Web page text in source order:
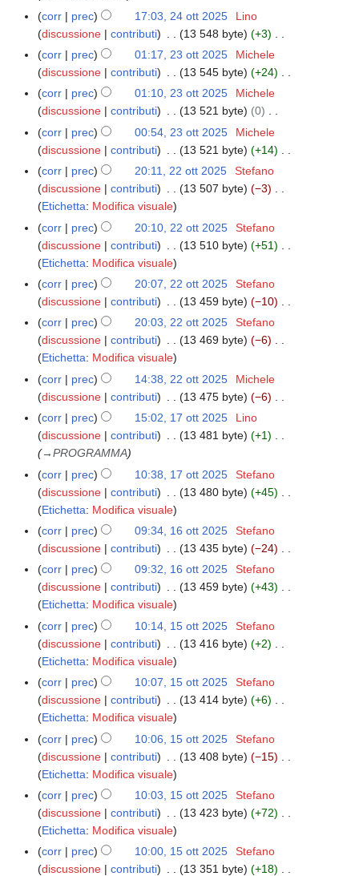
a
i
f
i
c
a
o
d
i
f
i
c
a
l
a
o
d
i
f
i
c
a
corr
prec 17:03, 24 ott 2025
Lino
discussione
contributi 13 548 byte
+3
N
e
s
u
n
o
g
g
e
t
t
o
d
e
a
m
o
d
i
f
i
c
a
2
o
corr prec 01:17, 23 ott 2025
Michele
discussione
contributi 13 545 byte
+24
N
e
s
u
n
o
g
g
e
t
t
o
d
e
l
a
m
o
d
i
f
i
c
a
corr prec 01:10, 23 ott 2025
Michele
discussione
contributi 13 521 byte
0
N
e
s
u
n
o
g
g
e
t
t
o
d
e
l
a
m
o
d
i
f
i
c
a
corr prec 00:54, 23 ott 2025
Michele
discussione
contributi 13 521 byte
+14
N
e
s
u
n
o
g
g
e
t
t
o
d
e
l
l
m
o
d
i
f
i
c
a
2
corr prec 20:11, 22 ott 2025
Stefano
discussione
contributi 13 507 byte
−3
N
e
s
s
n
o
g
g
e
t
t
o
d
e
l
l
a
o
d
i
f
i
c
a
Etichetta: Modifica visuale
corr
prec 20:10, 22 ott 2025
Stefano
discussione
contributi 13 510 byte
+51
N
e
s
u
n
o
g
g
e
t
t
o
d
e
l
l
m
o
d
i
f
i
c
a
Etichetta: Modifica visuale
corr
prec 20:07, 22 ott 2025
Stefano
discussione
contributi 13 459 byte
−10
N
e
s
u
n
o
g
g
e
t
t
o
d
e
l
l
m
o
d
i
f
i
c
a
corr prec 20:03, 22 ott 2025
Stefano
discussione
contributi 13 469 byte
−6
N
e
s
u
n
o
g
g
e
t
t
o
d
e
l
l
a
o
d
i
f
i
c
a
Etichetta: Modifica visuale
corr
prec 14:38, 22 ott 2025
Michele
discussione
contributi 13 475 byte
−6
N
e
s
u
n
o
g
g
e
t
t
o
d
e
l
l
a
o
d
i
f
i
c
a
1
corr prec 15:02, 17 ott 2025
Lino
discussione
contributi 13 481 byte
+1
→PROGRAMMA
corr
prec 10:38, 17 ott 2025
Stefano
discussione
contributi 13 480 byte
+45
N
e
s
u
n
o
g
g
e
t
t
o
d
e
l
l
a
m
d
Etichetta: Modifica visuale
1
o
corr prec 09:34, 16 ott 2025
Stefano
discussione
contributi 13 435 byte
−24
N
e
s
u
n
o
g
g
e
t
t
o
d
e
l
l
a
corr prec 09:32, 16 ott 2025
Stefano
discussione
contributi 13 459 byte
+43
N
e
s
s
n
o
g
g
e
t
t
o
d
e
l
Etichetta: Modifica visuale
1
corr prec 10:14, 15 ott 2025
Stefano
discussione
contributi 13 416 byte
+2
N
e
s
s
n
o
g
g
e
t
t
o
Etichetta: Modifica visuale
corr
prec 10:07, 15 ott 2025
Stefano
discussione
contributi 13 414 byte
+6
N
e
s
s
n
o
g
g
Etichetta: Modifica visuale
corr
prec 10:06, 15 ott 2025
Stefano
discussione
contributi 13 408 byte
−15
N
e
s
s
n
Etichetta: Modifica visuale
corr
prec 10:03, 15 ott 2025
Stefano
discussione
contributi 13 423 byte
+72
N
e
s
Etichetta: Modifica visuale
corr
prec 10:00, 15 ott 2025
Stefano
discussione
contributi 13 351 byte
+18